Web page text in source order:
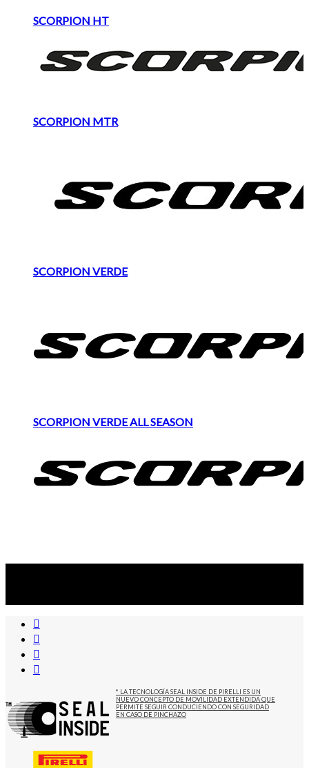
SCORPION HT
SCORPION MTR
SCORPION VERDE
SCORPION VERDE ALL SEASON
* LA TECNOLOGÍA SEAL INSIDE DE PIRELLI ES UN
NUEVO CONCEPTO DE MOVILIDAD EXTENDIDA QUE
PERMITE SEGUIR CONDUCIENDO CON SEGURIDAD
EN CASO DE PINCHAZO